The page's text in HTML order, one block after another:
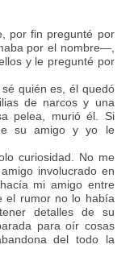
por fin pregunté por
por el nombre—,
y le pregunté por
quién es, él quedó
de narcos y una
pelea, murió él. Si
su amigo y yo le
curiosidad. No me
involucrado en
mi amigo entre
el rumor no lo había
detalles de su
para oír cosas
del todo la